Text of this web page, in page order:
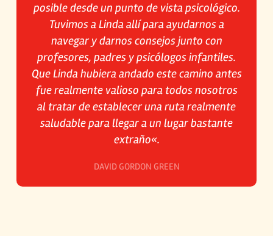
posible desde un punto de vista psicológico.
Tuvimos a Linda allí para ayudarnos a
navegar y darnos consejos junto con
profesores, padres y psicólogos infantiles.
Que Linda hubiera andado este camino antes
fue realmente valioso para todos nosotros
al tratar de establecer una ruta realmente
saludable para llegar a un lugar bastante
extraño«.
DAVID GORDON GREEN